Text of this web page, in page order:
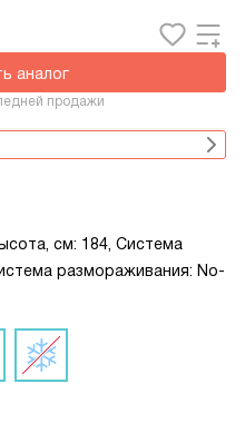
аналог
продажи
см: 184, Система
размораживания: No-